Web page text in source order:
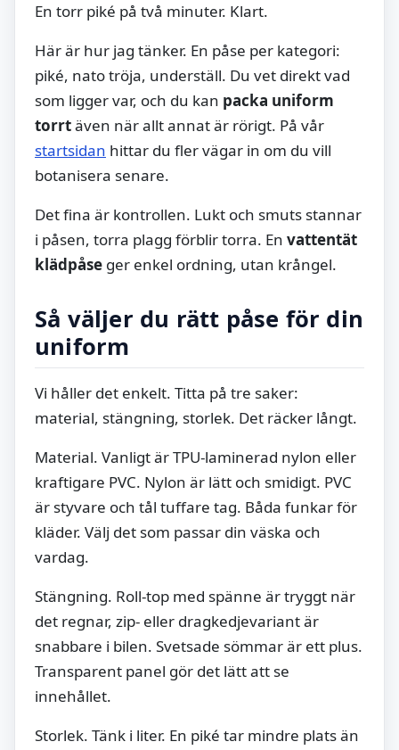
En torr piké på två minuter. Klart.
Här är hur jag tänker. En påse per kategori:
piké, nato tröja, underställ. Du vet direkt vad
som ligger var, och du kan packa uniform
torrtäven när allt annat är rörigt. På vår
startsidan hittar du fler vägar in om du vill
botanisera senare.
Det fina är kontrollen. Lukt och smuts stannar
i påsen, torra plagg förblir torra. En vattentät
klädpåse ger enkel ordning, utan krångel.
Så väljer du rätt påse för din
uniform
Vi håller det enkelt. Titta på tre saker:
material, stängning, storlek. Det räcker långt.
Material. Vanligt är TPU-laminerad nylon eller
kraftigare PVC. Nylon är lätt och smidigt. PVC
är styvare och tål tuffare tag. Båda funkar för
kläder. Välj det som passar din väska och
vardag.
Stängning. Roll-top med spänne är tryggt när
det regnar, zip- eller dragkedjevariant är
snabbare i bilen. Svetsade sömmar är ett plus.
Transparent panel gör det lätt att se
innehållet.
Storlek. Tänk i liter. En piké tar mindre plats än